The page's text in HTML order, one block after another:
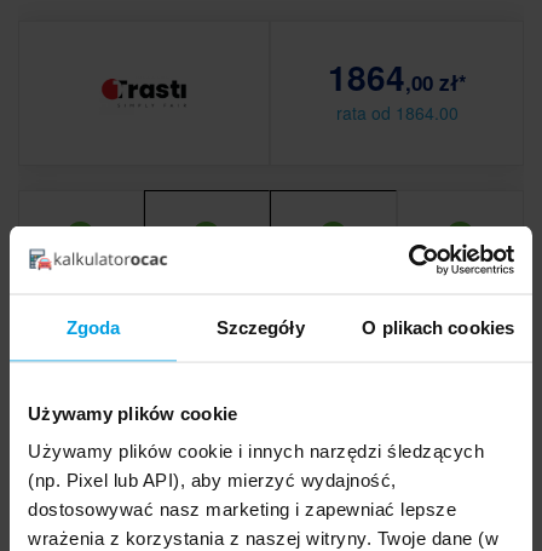
Zgoda Szczegóły O plikach cookies
Używamy plików cookie
Używamy plików cookie i innych narzędzi śledzących
(np. Pixel lub API), aby mierzyć wydajność,
dostosowywać nasz marketing i zapewniać lepsze
wrażenia z korzystania z naszej witryny. Twoje dane (w
1864,00 zł*
rata od 1864.00
OC NNW
Zamienniki
Udział własny (1000 zł)
SPRAWDŹ SKŁADKĘ